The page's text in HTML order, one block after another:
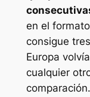
en el
consigue
Europa
cualquier
comparación.